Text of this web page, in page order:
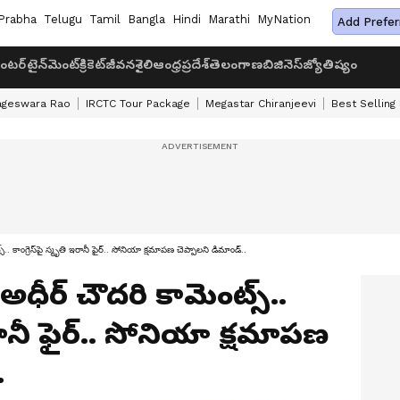
Telugu Tamil Bangla Hindi Marathi MyNation Add
క్రికెట్జీవనశైలిఆంధ్రప్రదేశ్తెలంగాణబిజినెస్జ్యోతిష్యం
Rao IRCTC Tour Package Megastar Chiranjeevi Best Selling
కాంగ్రెస్‌పై స్మృతి ఇరానీ ఫైర్.. సోనియా క్షమాపణ చెప్పాలని డిమాండ్..
అధీర్ చౌదరి కామెంట్స్..
ఫైర్.. సోనియా క్షమాపణ